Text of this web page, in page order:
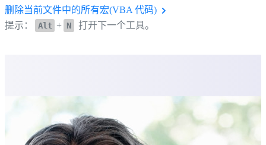
删除当前文件中的所有宏(VBA 代码)
提示：
Alt + N 打开下一个工具。